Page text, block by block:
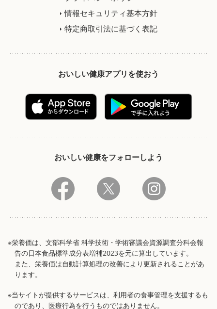
情報セキュリティ基本方針
特定商取引法に基づく表記
おいしい健康アプリを使おう
おいしい健康をフォローしよう
※栄養価は、文部科学省 科学技術・学術審議会資源調査分科会報
告の日本食品標準成分表増補2023を元に算出しています。
また、栄養価は自動計算処理の改善により更新されることがあ
ります。
※当サイトが提供するサービスは、利用者の食事管理を支援するも
のであり、医療行為を行うものではありません。